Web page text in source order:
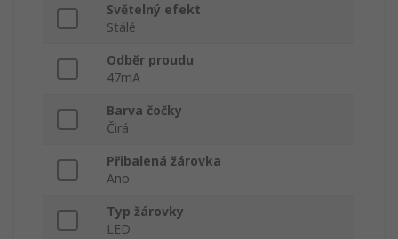
Světelný efekt
Stálé
Odběr proudu
47mA
Barva čočky
Čirá
Přibalená žárovka
Ano
Typ žárovky
LED